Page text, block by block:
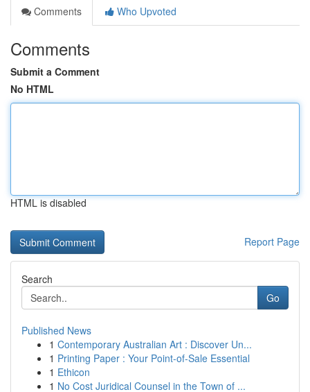
Comments
Who Upvoted
Comments
Submit a Comment
No HTML
HTML is disabled
Report Page
Search
Go
Published News
1 Contemporary Australian Art : Discover Un...
1 Printing Paper : Your Point-of-Sale Essential
1 Ethicon
1 No Cost Juridical Counsel in the Town of ...